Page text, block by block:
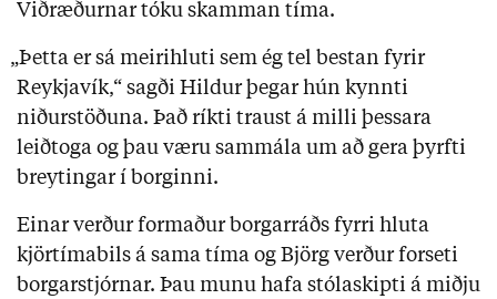
Viðræðurnar tóku skamman tíma.
„Þetta er sá meirihluti sem ég tel bestan fyrir
Reykjavík,“ sagði Hildur þegar hún kynnti
niðurstöðuna. Það ríkti traust á milli þessara
leiðtoga og þau væru sammála um að gera þyrfti
breytingar í borginni.
Einar verður formaður borgarráðs fyrri hluta
kjörtímabils á sama tíma og Björg verður forseti
borgarstjórnar. Þau munu hafa stólaskipti á miðju